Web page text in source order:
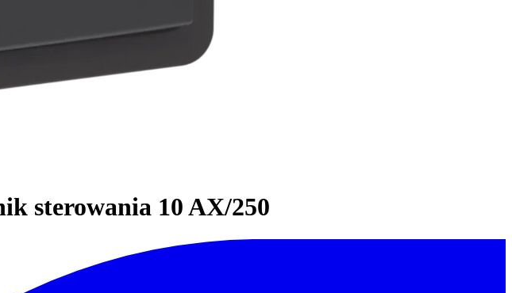
sterowania 10 AX/250